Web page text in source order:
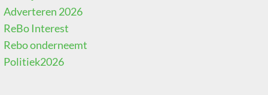
Adverteren 2026
ReBo Interest
Rebo onderneemt
Politiek2026